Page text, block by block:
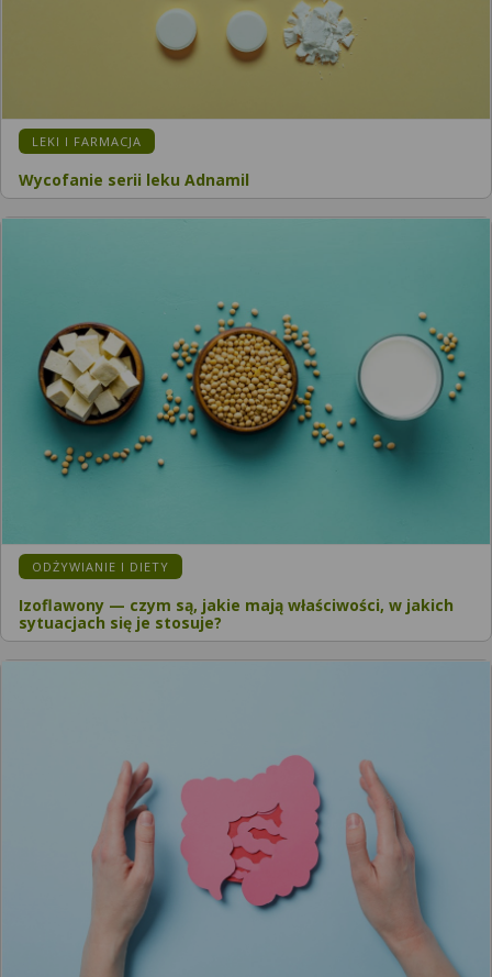
LEKI I FARMACJA
Wycofanie serii leku Adnamil
ODŻYWIANIE I DIETY
Izoflawony — czym są, jakie mają właściwości, w jakich
sytuacjach się je stosuje?